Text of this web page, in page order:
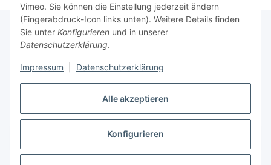
Alle akzeptieren
Konfigurieren
Vimeo. Sie können die Einstellung jederzeit ändern
(Fingerabdruck-Icon links unten). Weitere Details finden
Sie unter Konfigurieren und in unserer
Datenschutzerklärung.
Impressum Datenschutzerklärung
Gesetzliche Informationen
Vertrag widerrufen
* Alle Preise inkl. gesetzlicher USt., zzgl.Versand